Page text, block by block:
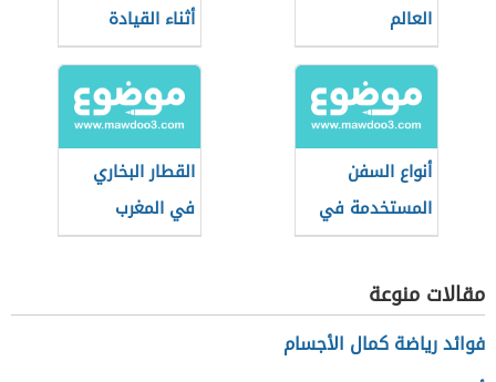
العالم
أثناء القيادة
أنواع السفن
المستخدمة في
الغوص للبحث عن
اللؤلؤ
القطار البخاري
في المغرب
مقالات منوعة
فوائد رياضة كمال الأجسام